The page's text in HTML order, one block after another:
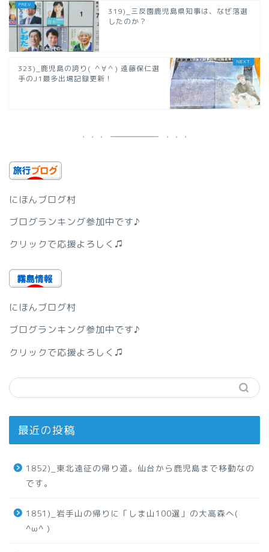
319)_三反園鹿児島県知事は、なぜ落選
したのか？
323)_鹿児島の誇り( ＾∀＾) 遠藤保仁選
手のJ1最多出場記録更新！
にほんブログ村
ブログランキング参加中です♪
クリックで応援よろしく♫
にほんブログ村
ブログランキング参加中です♪
クリックで応援よろしく♫
最近の投稿
1852)_東北遠征の帰り道。仙台から鹿児島まで移動なの
です。
1851)_岩手山の帰りに「しま山100選」の大高森へ(
^ω^ )